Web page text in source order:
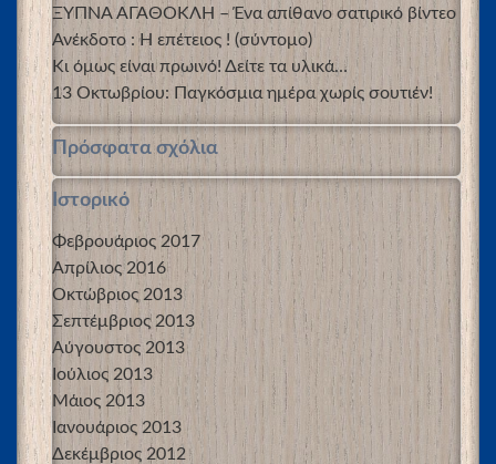
ΞΥΠΝΑ ΑΓΑΘΟΚΛΗ – Ένα απίθανο σατιρικό βίντεο
Ανέκδοτο : Η επέτειος ! (σύντομο)
Κι όμως είναι πρωινό! Δείτε τα υλικά…
13 Οκτωβρίου: Παγκόσμια ημέρα χωρίς σουτιέν!
Πρόσφατα σχόλια
Ιστορικό
Φεβρουάριος 2017
Απρίλιος 2016
Οκτώβριος 2013
Σεπτέμβριος 2013
Αύγουστος 2013
Ιούλιος 2013
Μάιος 2013
Ιανουάριος 2013
Δεκέμβριος 2012